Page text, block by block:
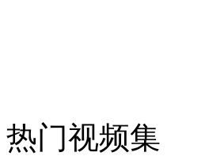
热门视频集